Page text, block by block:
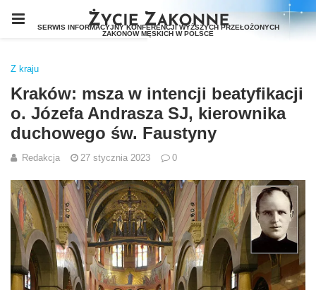
Z kraju
Kraków: msza w intencji beatyfikacji
o. Józefa Andrasza SJ, kierownika
duchowego św. Faustyny
Redakcja 27 stycznia 2023 0